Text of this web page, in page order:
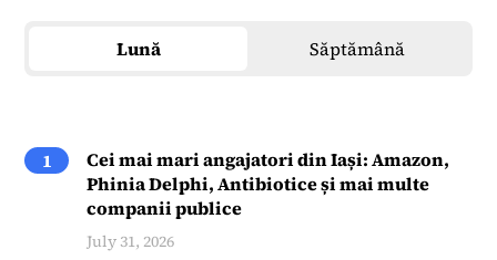
Lună Săptămână
1
Cei mai mari angajatori din Iași: Amazon,
Phinia Delphi, Antibiotice și mai multe
companii publice
July 31, 2026